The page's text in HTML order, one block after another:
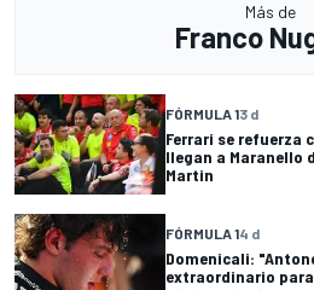
Más de
Franco
FÓRMULA 13 d
Ferrari se refuerza
llegan a Maranello
Martin
FÓRMULA 14 d
Domenicali:
extraordinario